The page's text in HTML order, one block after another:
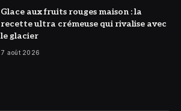
Glace aux fruits rouges maison : la
recette ultra crémeuse qui rivalise avec
le glacier
7 août 2026